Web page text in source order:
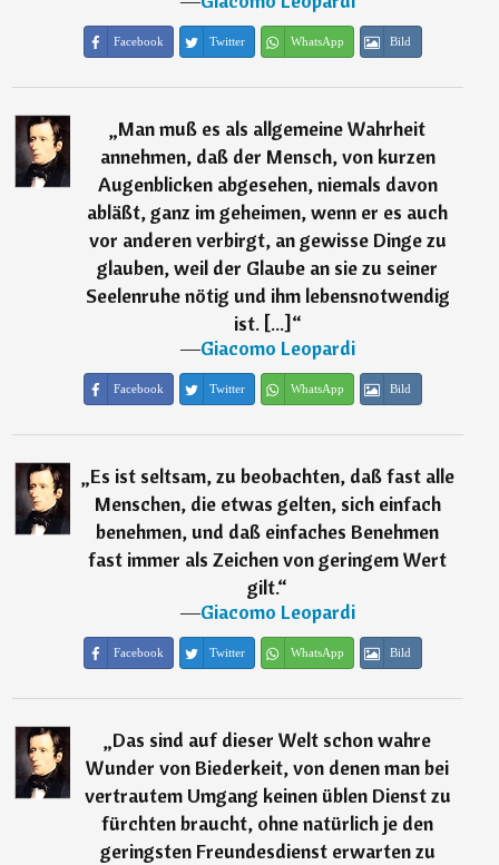
Facebook Twitter WhatsApp Bild
„Man muß es als allgemeine Wahrheit
annehmen, daß der Mensch, von kurzen
Augenblicken abgesehen, niemals davon
abläßt, ganz im geheimen, wenn er es auch
vor anderen verbirgt, an gewisse Dinge zu
glauben, weil der Glaube an sie zu seiner
Seelenruhe nötig und ihm lebensnotwendig
ist. [...] “
―Giacomo Leopardi
Facebook Twitter WhatsApp Bild
„Es ist seltsam, zu beobachten, daß fast alle
Menschen, die etwas gelten, sich einfach
benehmen, und daß einfaches Benehmen
fast immer als Zeichen von geringem Wert
gilt.“
―Giacomo Leopardi
Facebook Twitter WhatsApp Bild
„Das sind auf dieser Welt schon wahre
Wunder von Biederkeit, von denen man bei
vertrautem Umgang keinen üblen Dienst zu
fürchten braucht, ohne natürlich je den
geringsten Freundesdienst erwarten zu